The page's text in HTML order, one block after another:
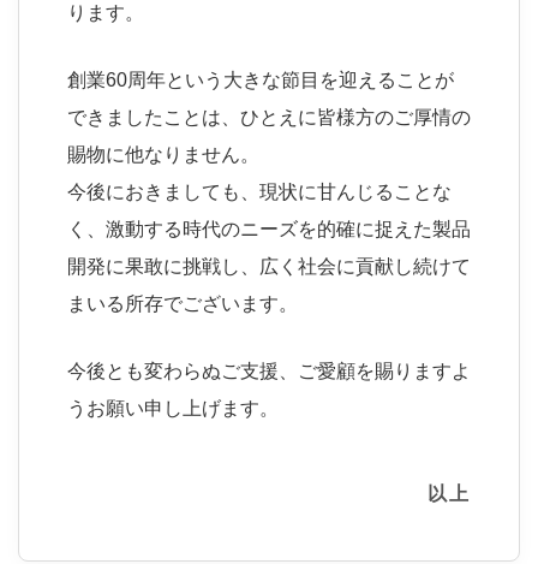
ります。
創業60周年という大きな節目を迎えることが
できましたことは、ひとえに皆様方のご厚情の
賜物に他なりません。
今後におきましても、現状に甘んじることな
く、激動する時代のニーズを的確に捉えた製品
開発に果敢に挑戦し、広く社会に貢献し続けて
まいる所存でございます。
今後とも変わらぬご支援、ご愛顧を賜りますよ
うお願い申し上げます。
以上